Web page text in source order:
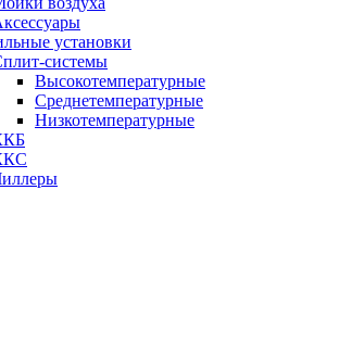
установки
системы
Высокотемпературные
Среднетемпературные
Низкотемпературные